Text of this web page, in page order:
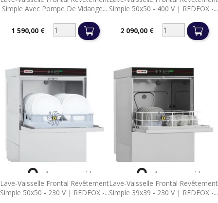
Simple Avec Pompe De Vidange...
Prix1 590,00 €
Simple 50x50 - 400 V | REDFOX -...
Prix2 090,00 €
Lave-Vaisselle Frontal Revêtement
Simple 50x50 - 230 V | REDFOX -...
 Aperçu rapide
Lave-Vaisselle Frontal Revêtement
Simple 39x39 - 230 V | REDFOX -...
 Aperçu rapide